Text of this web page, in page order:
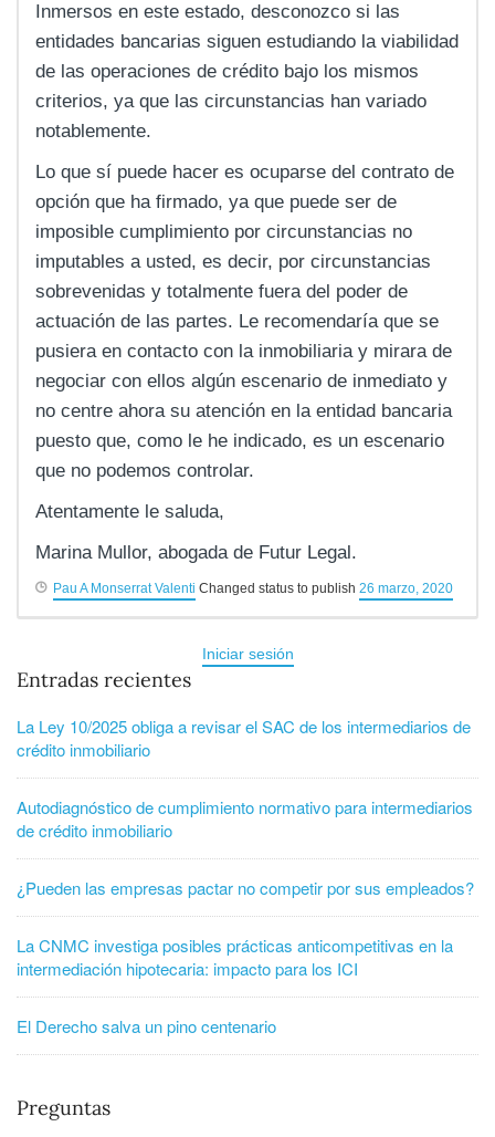
Inmersos en este estado, desconozco si las
entidades bancarias siguen estudiando la viabilidad
de las operaciones de crédito bajo los mismos
criterios, ya que las circunstancias han variado
notablemente.
Lo que sí puede hacer es ocuparse del contrato de
opción que ha firmado, ya que puede ser de
imposible cumplimiento por circunstancias no
imputables a usted, es decir, por circunstancias
sobrevenidas y totalmente fuera del poder de
actuación de las partes. Le recomendaría que se
pusiera en contacto con la inmobiliaria y mirara de
negociar con ellos algún escenario de inmediato y
no centre ahora su atención en la entidad bancaria
puesto que, como le he indicado, es un escenario
que no podemos controlar.
Atentamente le saluda,
Marina Mullor, abogada de Futur Legal.
Pau A Monserrat Valenti Changed status to publish 26 marzo, 2020
Iniciar sesión
Entradas recientes
La Ley 10/2025 obliga a revisar el SAC de los intermediarios de
crédito inmobiliario
Autodiagnóstico de cumplimiento normativo para intermediarios
de crédito inmobiliario
¿Pueden las empresas pactar no competir por sus empleados?
La CNMC investiga posibles prácticas anticompetitivas en la
intermediación hipotecaria: impacto para los ICI
El Derecho salva un pino centenario
Preguntas